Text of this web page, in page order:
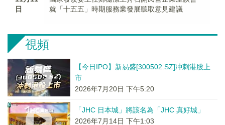
日
就「十五五」時期服務業發展聽取意見建議
視頻
【今日IPO】新易盛[300502.SZ]冲刺港股上
市
2026年7月20日 下午5:20
「JHC 日本城」將該名為「JHC 真好城」
2026年7月14日 下午1:03